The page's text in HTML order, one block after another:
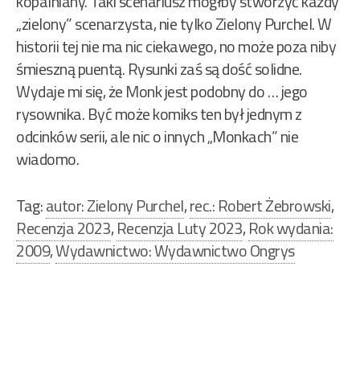
„zielony” scenarzysta, nie tylko Zielony Purchel. W
historii tej nie ma nic ciekawego, no może poza niby
śmieszną puentą. Rysunki zaś są dość solidne.
Wydaje mi się, że Monk jest podobny do … jego
rysownika. Być może komiks ten był jednym z
odcinków serii, ale nic o innych „Monkach” nie
wiadomo.
Tag:autor: Zielony Purchel,rec.: Robert Żebrowski,
Recenzja 2023,Recenzja Luty 2023,Rok wydania:
2009,Wydawnictwo: Wydawnictwo Ongrys